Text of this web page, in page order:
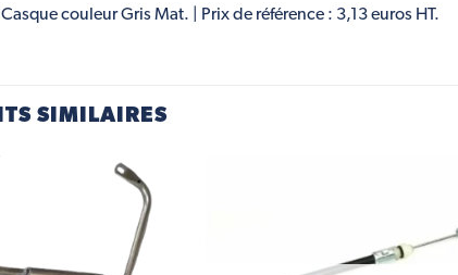
couleur Gris Mat. | Prix de référence : 3,13 euros HT.
SIMILAIRES
Add to
wishlist
wishlist